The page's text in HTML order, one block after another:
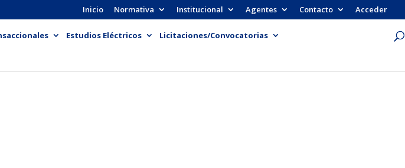
Inicio Normativa Institucional Agentes Contacto Acceder
Estudios Eléctricos
Licitaciones/Convocatorias